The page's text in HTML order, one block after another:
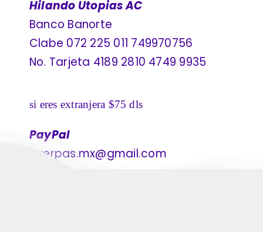
Hilando Utopias AC
Banco Banorte
Clabe 072 225 011 749970756
No. Tarjeta 4189 2810 4749 9935
si eres extranjera $75 dls
PayPal
cuerpas.mx@gmail.com